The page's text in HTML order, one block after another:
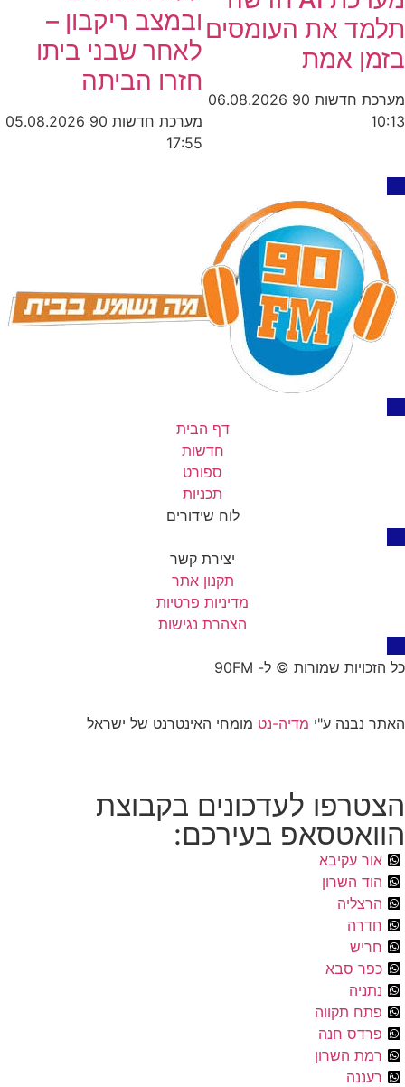
תלמד את העומסים
בזמן אמת
מערכת חדשות 90
06.08.2026
10:13
ובמצב ריקבון –
לאחר שבני ביתו
חזרו הביתה
מערכת חדשות 90
05.08.2026
17:55
דף הבית
חדשות
ספורט
תכניות
לוח שידורים
יצירת קשר
תקנון אתר
מדיניות פרטיות
הצהרת נגישות
כל הזכויות שמורות © ל- 90FM
האתר נבנה ע"י מדיה-נט מומחי האינטרנט של ישראל
הצטרפו לעדכונים בקבוצת
הוואטסאפ בעירכם:
אור עקיבא
הוד השרון
הרצליה
חדרה
חריש
כפר סבא
נתניה
פתח תקווה
פרדס חנה
רמת השרון
רעננה